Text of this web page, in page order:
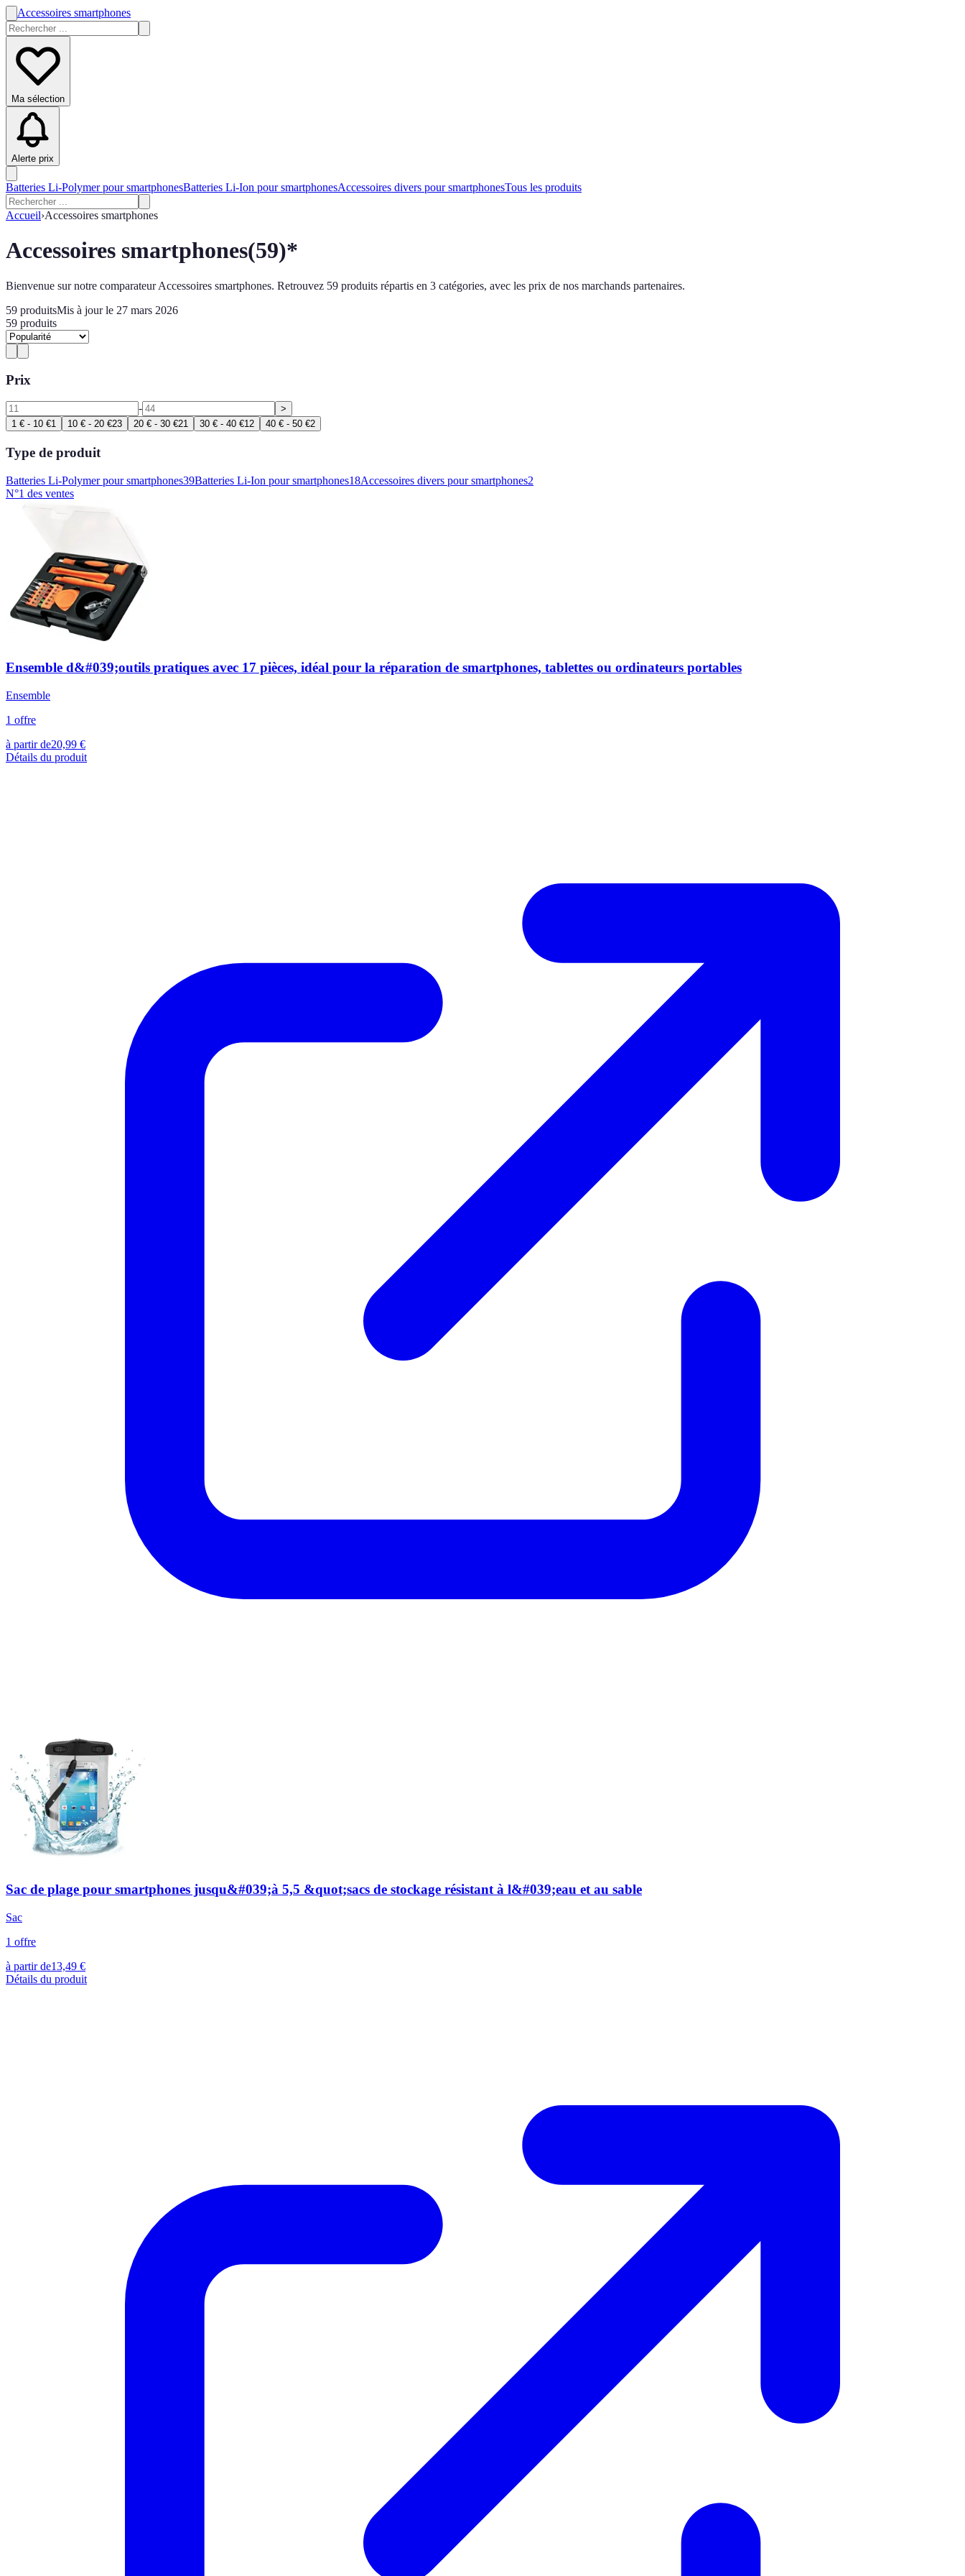
Accessoires smartphones
Ma sélection
Alerte prix
Batteries Li-Polymer pour smartphonesBatteries Li-Ion pour smartphonesAccessoires divers pour smartphonesTous les produits
Accueil›Accessoires smartphones
Accessoires smartphones(59)*
Bienvenue sur notre comparateur Accessoires smartphones. Retrouvez 59 produits répartis en 3 catégories, avec les prix de nos marchands partenaires.
59 produitsMis à jour le 27 mars 2026
59 produits
Prix
-
>
1 € - 10 €1 10 € - 20 €23 20 € - 30 €21 30 € - 40 €12 40 € - 50 €2
Type de produit
Batteries Li-Polymer pour smartphones39Batteries Li-Ion pour smartphones18Accessoires divers pour smartphones2
N°1 des ventes
Ensemble d&#039;outils pratiques avec 17 pièces, idéal pour la réparation de smartphones, tablettes ou ordinateurs portables
Ensemble
1 offre
à partir de20,99 €
Détails du produit
Sac de plage pour smartphones jusqu&#039;à 5,5 &quot;sacs de stockage résistant à l&#039;eau et au sable
Sac
1 offre
à partir de13,49 €
Détails du produit